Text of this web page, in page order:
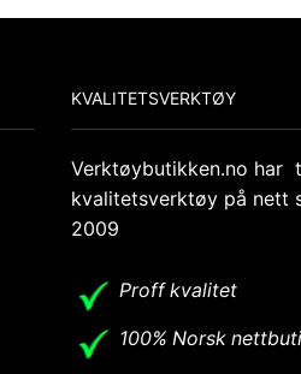
KVALITETSVERKTØY
Verktøybutikken.no har
kvalitetsverktøy på nett
2009
Proff kvalitet
100% Norsk